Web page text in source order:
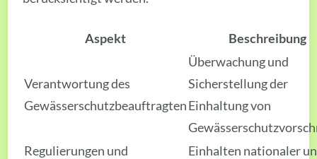
Aspekt Beschreibung
Verantwortung des
Gewässerschutzbeauftragten
Überwachung und
Sicherstellung der
Einhaltung von
Regulierungen und
Einhalten nationaler